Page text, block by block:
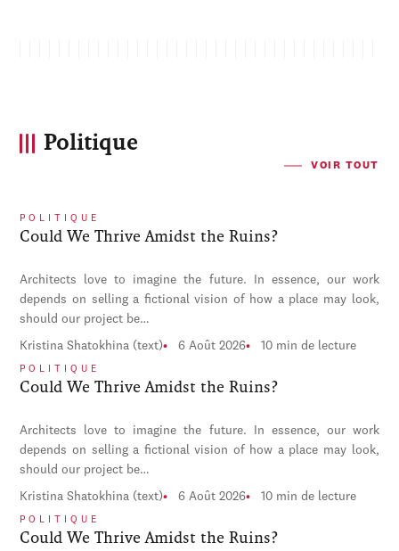
Politique
VOIR TOUT
POLITIQUE
Could We Thrive Amidst the Ruins?
Architects love to imagine the future. In essence, our work
depends on selling a fictional vision of how a place may look,
should our project be…
Kristina Shatokhina (text) 6 Août 2026 10 min de lecture
POLITIQUE
Could We Thrive Amidst the Ruins?
Architects love to imagine the future. In essence, our work
depends on selling a fictional vision of how a place may look,
should our project be…
Kristina Shatokhina (text) 6 Août 2026 10 min de lecture
POLITIQUE
Could We Thrive Amidst the Ruins?